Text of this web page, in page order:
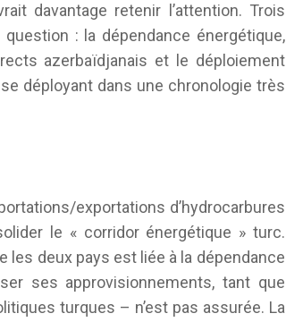
davantage retenir l’attention. Trois
: la dépendance énergétique,
azerbaïdjanais et le déploiement
déployant dans une chronologie très
exportations d’hydrocarbures
le « corridor énergétique » turc.
les deux pays est liée à la dépendance
ses approvisionnements, tant que
turques – n’est pas assurée. La